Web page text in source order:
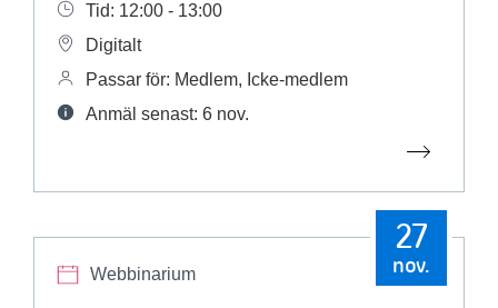
Tid: 12:00 - 13:00
Digitalt
Passar för: Medlem, Icke-medlem
Anmäl senast: 6 nov.
Webbinarium
27
nov.